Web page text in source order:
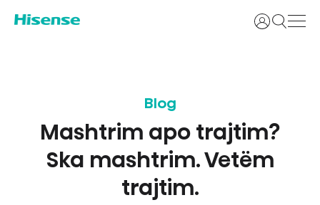
Identifikohu
Blog
Mashtrim apo trajtim?
Ska mashtrim. Vetëm
trajtim.